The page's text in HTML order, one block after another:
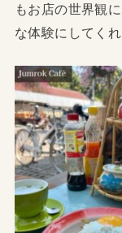
もお店の世界観
な体験にしてくれ